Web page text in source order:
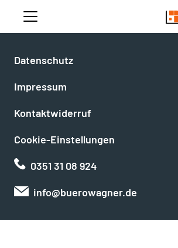
Datenschutz
Impressum
Kontaktwiderruf
Cookie-Einstellungen
0351 31 08 924
info@buerowagner.de